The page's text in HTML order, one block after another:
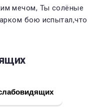
мечом, Ты солёные
бою испытал,что